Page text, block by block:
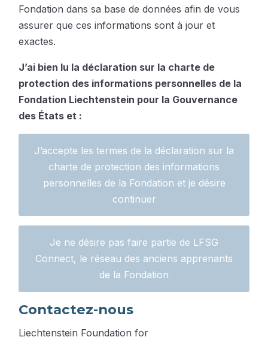
Fondation dans sa base de données afin de vous
assurer que ces informations sont à jour et
exactes.
J’ai bien lu la déclaration sur la charte de
protection des informations personnelles de la
Fondation Liechtenstein pour la Gouvernance
des États et :
J’accepte les termes de la déclaration sur la
charte de protection des informations
personnelles de la Fondation et je désire
continuer
Je ne désire pas faire partie de LFSG
Connect, le réseau des anciens apprenants
de la Fondation
Contactez-nous
Liechtenstein Foundation for